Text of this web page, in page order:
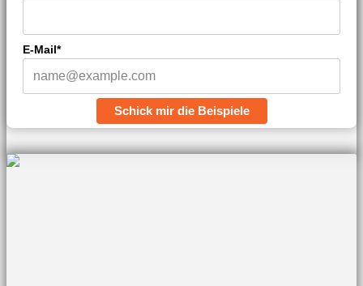
E-Mail*
Schick mir die Beispiele